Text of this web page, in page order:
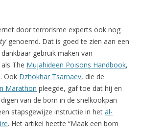
door terrorisme experts ook nog
‘ genoemd. Dat is goed te zien aan een
dankbaar gebruik maken van
The Mujahideen Poisons Handbook,
. Ook Dzhokhar Tsarnaev, die de
Marathon pleegde, gaf toe dat hij en
van de bom in de snelkookpan
stapsgewijze instructie in het al-
. Het artikel heette “Maak een bom